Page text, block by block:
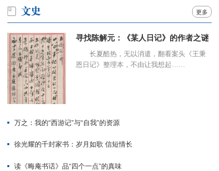
更多
寻找陈解元：《某人日记》的作者之谜
长夏酷热，无以消遣，翻看案头《王秉
恩日记》整理本，不由让我想起……
万之：我的“西游记”与“自我”的资源
徐光耀的千封家书：岁月如歌 信短情长
读《晦庵书话》品“四个一点”的真味